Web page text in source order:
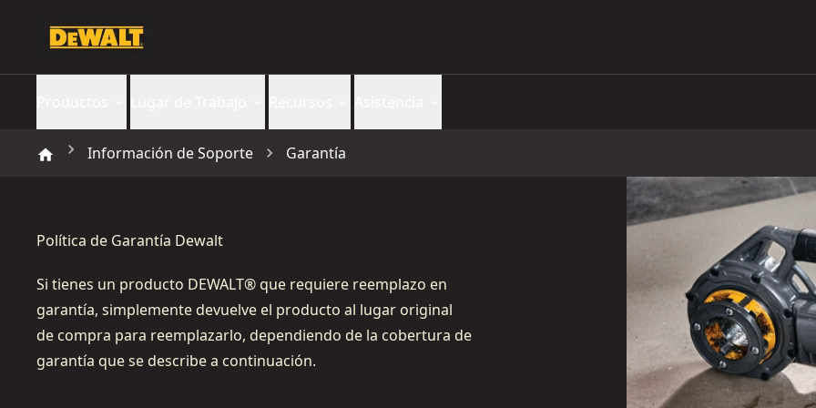
Información de Soporte Garantía
Política de Garantía Dewalt
Si tienes un producto DEWALT® que requiere reemplazo en
garantía, simplemente devuelve el producto al lugar original
de compra para reemplazarlo, dependiendo de la cobertura de
garantía que se describe a continuación.